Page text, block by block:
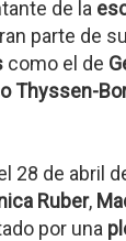
de la
parte de
como el de
Thyssen-
28 de abril
Ruber,
por una